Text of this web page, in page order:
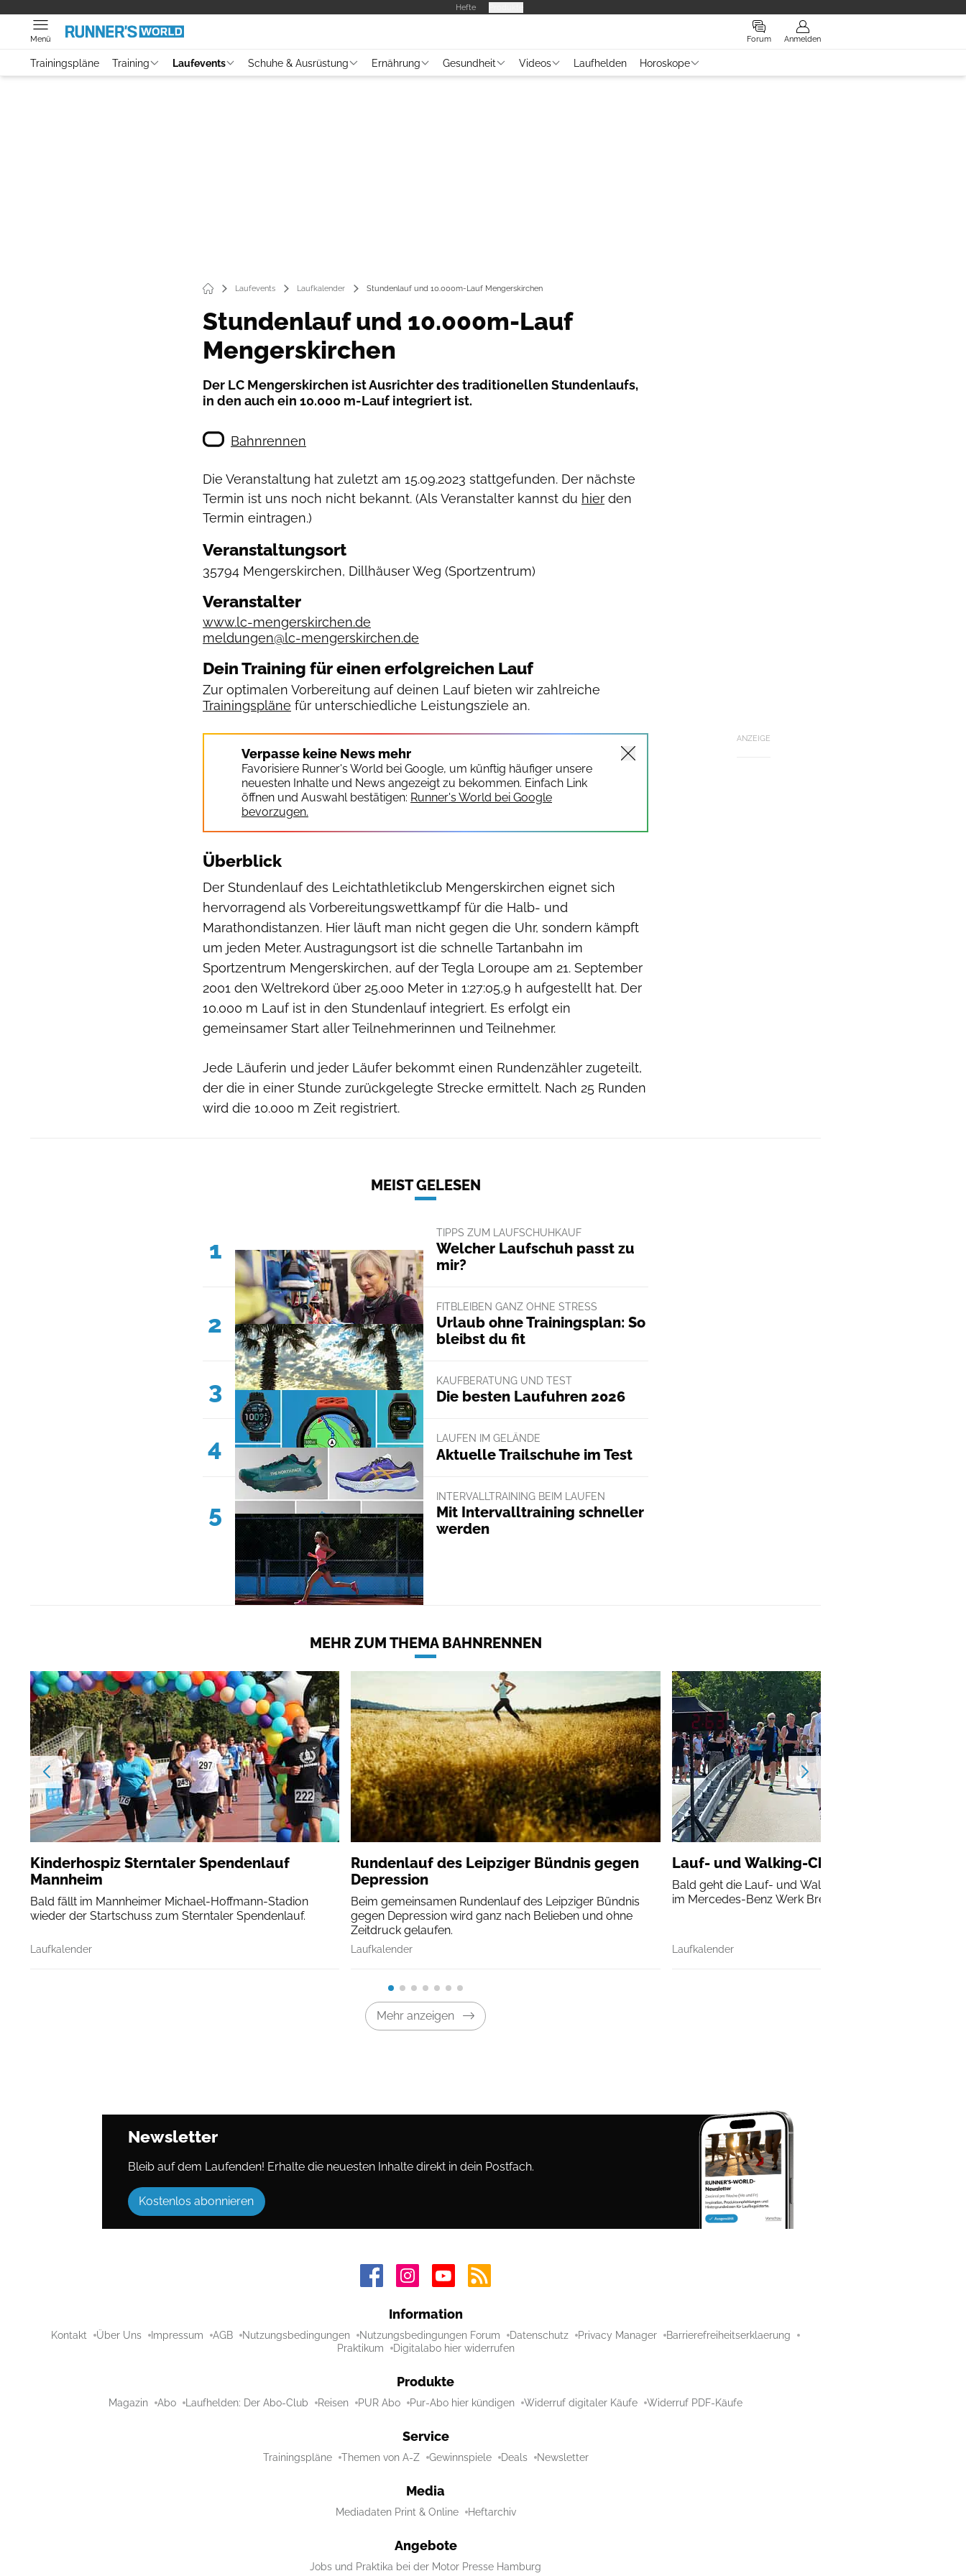
Hefte
Forum Anmelden
Menü
Trainingspläne Training Laufevents Schuhe & Ausrüstung Ernährung Gesundheit Videos Laufhelden Horoskope
Laufevents Laufkalender Stundenlauf und 10.000m-Lauf Mengerskirchen
Stundenlauf und 10.000m-Lauf
Mengerskirchen
Der LC Mengerskirchen ist Ausrichter des traditionellen Stundenlaufs,
in den auch ein 10.000 m-Lauf integriert ist.
Bahnrennen
Die Veranstaltung hat zuletzt am 15.09.2023 stattgefunden. Der nächste
Termin ist uns noch nicht bekannt. (Als Veranstalter kannst du hier den
Termin eintragen.)
Veranstaltungsort
35794 Mengerskirchen, Dillhäuser Weg (Sportzentrum)
Veranstalter
www.lc-mengerskirchen.de
meldungen@lc-mengerskirchen.de
Dein Training für einen erfolgreichen Lauf
Zur optimalen Vorbereitung auf deinen Lauf bieten wir zahlreiche
Trainingspläne für unterschiedliche Leistungsziele an.
ANZEIGE
Verpasse keine News mehr
Favorisiere Runner's World bei Google, um künftig häufiger unsere
neuesten Inhalte und News angezeigt zu bekommen. Einfach Link
öffnen und Auswahl bestätigen: Runner's World bei Google
bevorzugen.
Überblick
Der Stundenlauf des Leichtathletikclub Mengerskirchen eignet sich
hervorragend als Vorbereitungswettkampf für die Halb- und
Marathondistanzen. Hier läuft man nicht gegen die Uhr, sondern kämpft
um jeden Meter. Austragungsort ist die schnelle Tartanbahn im
Sportzentrum Mengerskirchen, auf der Tegla Loroupe am 21. September
2001 den Weltrekord über 25.000 Meter in 1:27:05,9 h aufgestellt hat. Der
10.000 m Lauf ist in den Stundenlauf integriert. Es erfolgt ein
gemeinsamer Start aller Teilnehmerinnen und Teilnehmer.
Jede Läuferin und jeder Läufer bekommt einen Rundenzähler zugeteilt,
der die in einer Stunde zurückgelegte Strecke ermittelt. Nach 25 Runden
wird die 10.000 m Zeit registriert.
MEIST GELESEN
1
TIPPS ZUM LAUFSCHUHKAUF
Welcher Laufschuh passt zu
mir?
2
FITBLEIBEN GANZ OHNE STRESS
Urlaub ohne Trainingsplan: So
bleibst du fit
3 KAUFBERATUNG UND TEST
Die besten Laufuhren 2026
4 LAUFEN IM GELÄNDE
Aktuelle Trailschuhe im Test
5
INTERVALLTRAINING BEIM LAUFEN
Mit Intervalltraining schneller
werden
MEHR ZUM THEMA BAHNRENNEN
Kinderhospiz Sterntaler Spendenlauf
Mannheim
Bald fällt im Mannheimer Michael-Hoffmann-Stadion
wieder der Startschuss zum Sterntaler Spendenlauf.
Laufkalender
Rundenlauf des Leipziger Bündnis gegen
Depression
Beim gemeinsamen Rundenlauf des Leipziger Bündnis
gegen Depression wird ganz nach Belieben und ohne
Zeitdruck gelaufen.
Laufkalender
Lauf- und Walking-Challenge Bremen
Bald geht die Lauf- und Walking-Challenge der SG
im Mercedes-Benz Werk Bremen in die nächste Runde!
Laufkalender
Mehr anzeigen
Newsletter
Bleib auf dem Laufenden! Erhalte die neuesten Inhalte direkt in dein Postfach.
Kostenlos abonnieren
Information
Kontakt Über Uns Impressum AGB Nutzungsbedingungen Nutzungsbedingungen Forum Datenschutz Privacy Manager
Barrierefreiheitserklaerung
Praktikum
Digitalabo hier widerrufen
Produkte
Magazin Abo Laufhelden: Der Abo-Club Reisen PUR Abo Pur-Abo hier kündigen Widerruf digitaler Käufe Widerruf PDF-Käufe
Service
Trainingspläne Themen von A-Z Gewinnspiele Deals Newsletter
Media
Mediadaten Print & Online Heftarchiv
Angebote
Jobs und Praktika bei der Motor Presse Hamburg